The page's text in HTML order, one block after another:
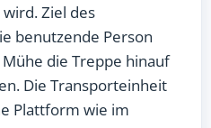
Ziel des
benutzende Person
die Treppe hinauf
Die Transporteinheit
Plattform wie im